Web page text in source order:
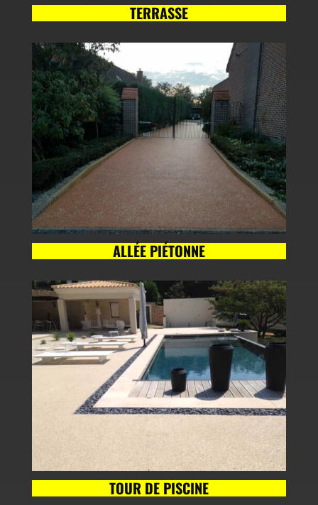
TERRASSE
ALLÉE PIÉTONNE
TOUR DE PISCINE